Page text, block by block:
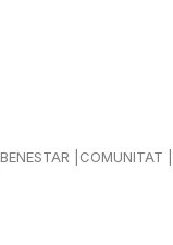
BENESTAR COMUNITAT